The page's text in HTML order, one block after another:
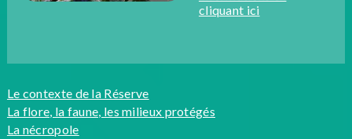
cliquant ici
Le contexte de la Réserve
La flore, la faune, les milieux protégés
La nécropole